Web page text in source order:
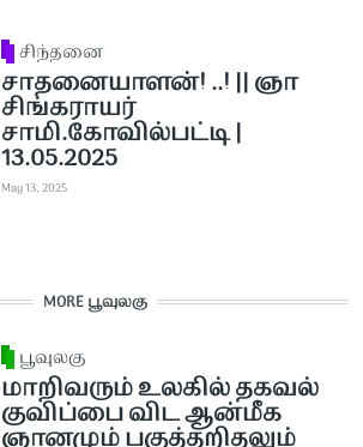
சிந்தனை
சாதனையாளன்! ..! || ஞா
சிங்கராயர்
சாமி.கோவில்பட்டி |
13.05.2025
May 13, 2025
MORE பூவுலகு
பூவுலகு
மாறிவரும் உலகில் தகவல்
குவிப்பை விட ஆன்மீக